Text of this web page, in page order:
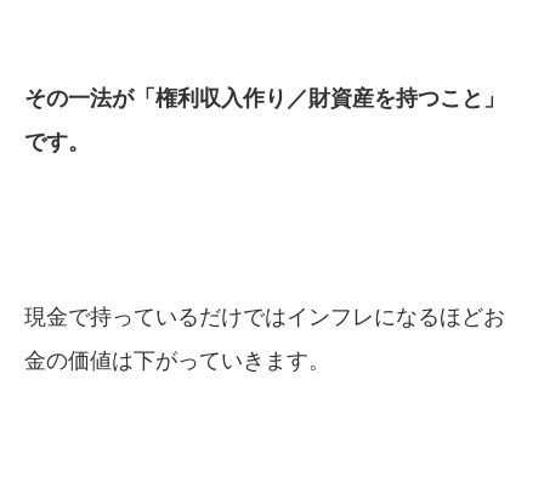
その一法が「権利収入作り／財資産を持つこと」
です。
現金で持っているだけではインフレになるほどお
金の価値は下がっていきます。